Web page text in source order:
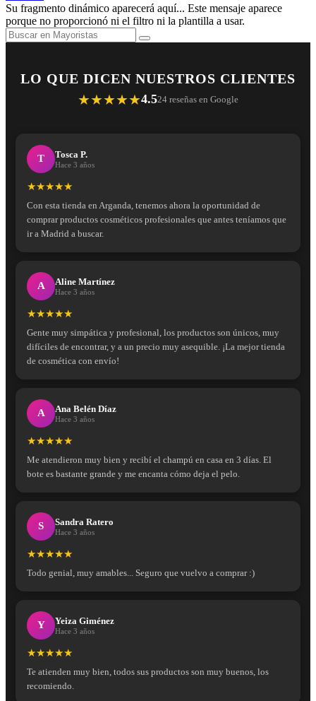
Su fragmento dinámico aparecerá aquí... Este mensaje aparece
porque no proporcionó ni el filtro ni la plantilla a usar.
LO QUE DICEN NUESTROS CLIENTES
★★★★★4.524 reseñas en Google
T Tosca P.
Hace 3 años
★★★★★
Con esta tienda en Arganda, tenemos ahora la oportunidad de
comprar productos cosméticos profesionales que antes teníamos que
ir a Madrid a buscar.
A Aline Martínez
Hace 3 años
★★★★★
Gente muy simpática y profesional, los productos son únicos, muy
difíciles de encontrar, y a un precio muy asequible. ¡La mejor tienda
de cosmética con envío!
A Ana Belén Díaz
Hace 3 años
★★★★★
Me atendieron muy bien y recibí el champú en casa en 3 días. El
bote es bastante grande y me encanta cómo deja el pelo.
S Sandra Ratero
Hace 3 años
★★★★★
Todo genial, muy amables... Seguro que vuelvo a comprar :)
Y Yeiza Giménez
Hace 3 años
★★★★★
Te atienden muy bien, todos sus productos son muy buenos, los
recomiendo.